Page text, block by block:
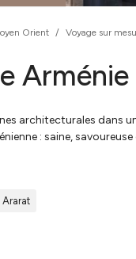
Orient / Voyage sur
Arménie
architecturales dans
: saine,
Ararat